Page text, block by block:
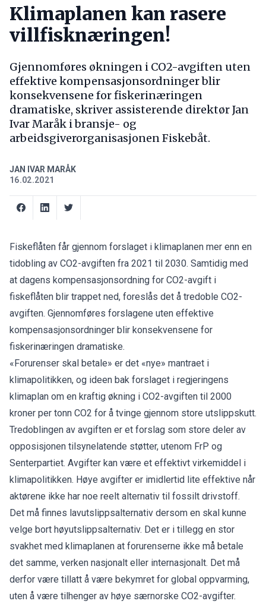
Klimaplanen kan rasere
villfisknæringen!
Gjennomføres økningen i CO2-avgiften uten
effektive kompensasjonsordninger blir
konsekvensene for fiskerinæringen
dramatiske, skriver assisterende direktør Jan
Ivar Maråk i bransje- og
arbeidsgiverorganisasjonen Fiskebåt.
JAN IVAR MARÅK
16.02.2021
Fiskeflåten får gjennom forslaget i klimaplanen mer enn en
tidobling av CO2-avgiften fra 2021 til 2030. Samtidig med
at dagens kompensasjonsordning for CO2-avgift i
fiskeflåten blir trappet ned, foreslås det å tredoble CO2-
avgiften. Gjennomføres forslagene uten effektive
kompensasjonsordninger blir konsekvensene for
fiskerinæringen dramatiske.
«Forurenser skal betale» er det «nye» mantraet i
klimapolitikken, og ideen bak forslaget i regjeringens
klimaplan om en kraftig økning i CO2-avgiften til 2000
kroner per tonn CO2 for å tvinge gjennom store utslippskutt.
Tredoblingen av avgiften er et forslag som store deler av
opposisjonen tilsynelatende støtter, utenom FrP og
Senterpartiet. Avgifter kan være et effektivt virkemiddel i
klimapolitikken. Høye avgifter er imidlertid lite effektive når
aktørene ikke har noe reelt alternativ til fossilt drivstoff.
Det må finnes lavutslippsalternativ dersom en skal kunne
velge bort høyutslippsalternativ. Det er i tillegg en stor
svakhet med klimaplanen at forurenserne ikke må betale
det samme, verken nasjonalt eller internasjonalt. Det må
derfor være tillatt å være bekymret for global oppvarming,
uten å være tilhenger av høye særnorske CO2-avgifter.